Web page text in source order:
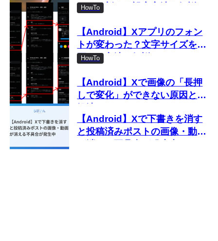
しない新しい設定方法を解説
HowTo
【Android】Xアプリのフォン
トが変わった？文字サイズを変
更する方法を解説
HowTo
【Android】Xで画像の「長押
しで変化」ができない原因と対
【Android】Xで下書きを消す
と投稿済みポストの画像・動画